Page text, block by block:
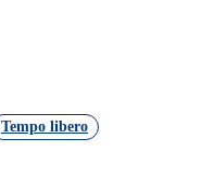
Tempo libero